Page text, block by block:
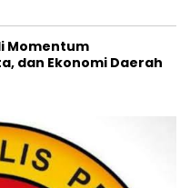
Momentum
dan Ekonomi Daerah